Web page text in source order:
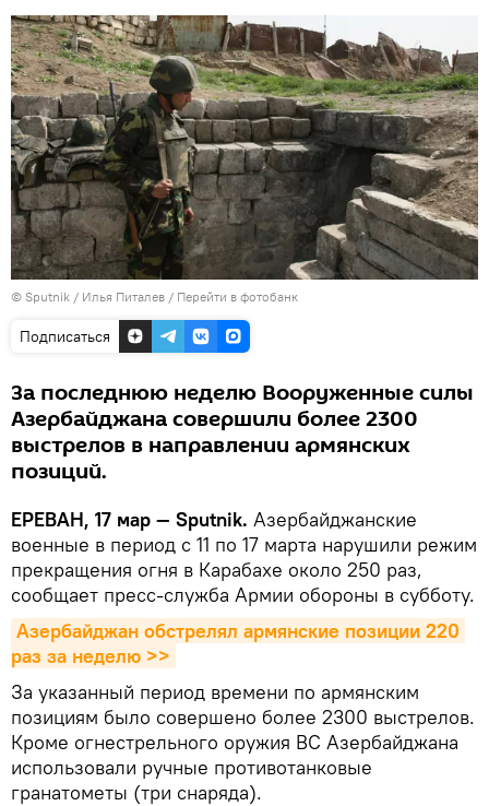
© Sputnik / Илья Питалев / Перейти в фотобанк
Подписаться
За последнюю неделю Вооруженные силы
Азербайджана совершили более 2300
выстрелов в направлении армянских
позиций.
ЕРЕВАН, 17 мар — Sputnik. Азербайджанские
военные в период с 11 по 17 марта нарушили режим
прекращения огня в Карабахе около 250 раз,
сообщает пресс-служба Армии обороны в субботу.
Азербайджан обстрелял армянские позиции 220
раз за неделю >>
За указанный период времени по армянским
позициям было совершено более 2300 выстрелов.
Кроме огнестрельного оружия ВС Азербайджана
использовали ручные противотанковые
гранатометы (три снаряда).